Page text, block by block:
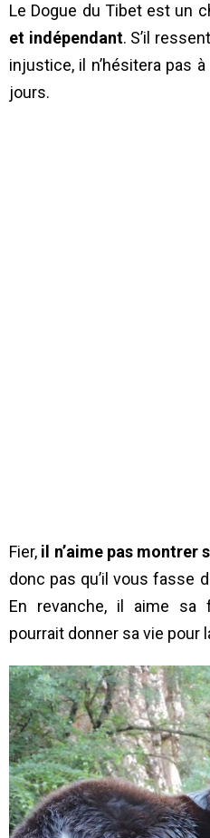
Le Dogue du Tibet est un
et indépendant. S’il
injustice, il n’hésitera pas
jours.
Fier, il n’aime pas montrer
donc pas qu’il vous fasse
En revanche, il aime
pourrait donner sa vie pour